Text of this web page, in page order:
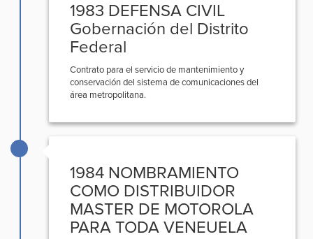
1983 DEFENSA CIVIL
Gobernación del Distrito
Federal
Contrato para el servicio de mantenimiento y
conservación del sistema de comunicaciones del
área metropolitana.
1984 NOMBRAMIENTO
COMO DISTRIBUIDOR
MASTER DE MOTOROLA
PARA TODA VENEUELA